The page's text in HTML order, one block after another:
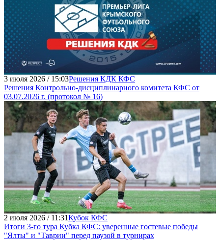
3 июля 2026 / 15:03Решения КДК КФС
Решения Контрольно-дисциплинарного комитета КФС от
03.07.2026 г. (протокол № 16)
2 июля 2026 / 11:31Кубок КФС
Итоги 3-го тура Кубка КФС: уверенные гостевые победы
"Ялты" и "Таврии" перед паузой в турнирах